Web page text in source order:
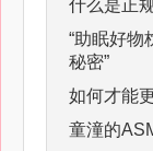
什么是正
“助眠好物
秘密”
如何才能
童潼的